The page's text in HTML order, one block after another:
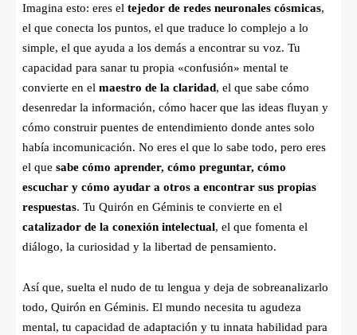
Imagina esto: eres el tejedor de redes neuronales cósmicas,
el que conecta los puntos, el que traduce lo complejo a lo
simple, el que ayuda a los demás a encontrar su voz. Tu
capacidad para sanar tu propia «confusión» mental te
convierte en el maestro de la claridad, el que sabe cómo
desenredar la información, cómo hacer que las ideas fluyan y
cómo construir puentes de entendimiento donde antes solo
había incomunicación. No eres el que lo sabe todo, pero eres
el que sabe cómo aprender, cómo preguntar, cómo
escuchar y cómo ayudar a otros a encontrar sus propias
respuestas. Tu Quirón en Géminis te convierte en el
catalizador de la conexión intelectual, el que fomenta el
diálogo, la curiosidad y la libertad de pensamiento.
Así que, suelta el nudo de tu lengua y deja de sobreanalizarlo
todo, Quirón en Géminis. El mundo necesita tu agudeza
mental, tu capacidad de adaptación y tu innata habilidad para